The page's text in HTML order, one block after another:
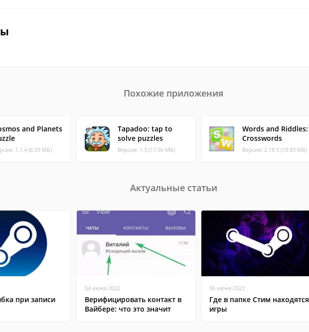
Похожие приложения
and Planets
1.1.4 (6.93 МБ)
Tapadoo: tap to
solve puzzles
Версия: 1.3 (17.66 МБ)
Words and Riddles:
Crosswords
Версия: 2.18.5 (18.83 МБ)
Актуальные статьи
при записи
04 июня 2022
Верифицировать контакт в
Вайбере: что это значит
06 июня 2022
Где в папке Стим находятся
игры